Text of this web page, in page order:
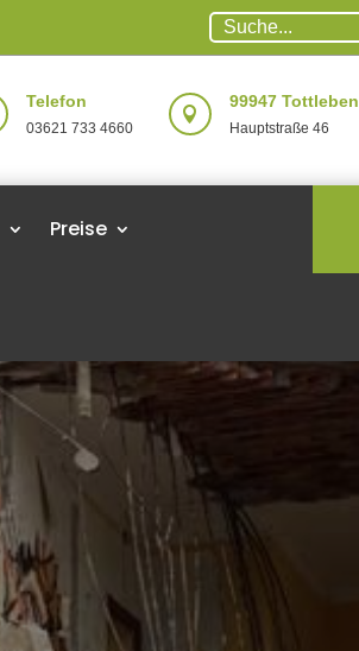
Telefon
03621 733 4660

99947 Tottleben
Hauptstraße 46
Preise